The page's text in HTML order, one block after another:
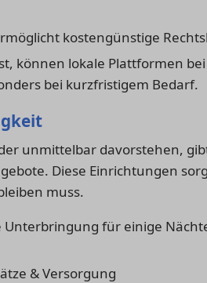
kostengünstige
können lokale Plattformen
bei kurzfristigem Bedarf.
unmittelbar davorstehen,
Diese Einrichtungen
muss.
Unterbringung für einige
& Versorgung